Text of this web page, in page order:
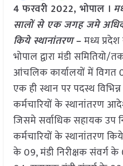
4 फरवरी 2022, भोपाल ।
सालों से एक जगह जमे
किये स्थानांतरण–मध्य प्रदेश
भोपाल द्वारा मंडी समितियो/
आंचलिक कार्यालयों में विगत
एक ही स्थान पर पदस्थ
कर्मचारियों के स्थानांतरण
जिसमे सर्वाधिक सहायक उप
कर्मचारियों के स्थानांतरण
के 09, मंडी निरीक्षक संवर्ग के